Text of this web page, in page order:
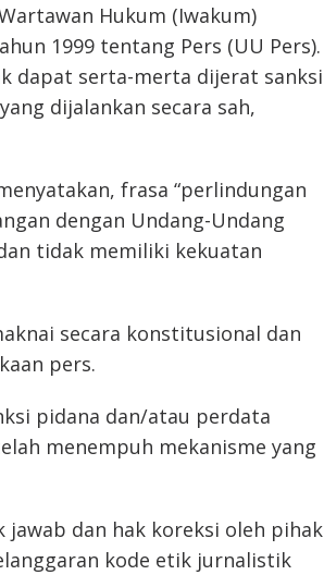
Hukum (Iwakum)
1999 tentang Pers (UU Pers).
dapat serta-merta dijerat sanksi
dijalankan secara sah,
frasa “perlindungan
dengan Undang-Undang
tidak memiliki kekuatan
secara konstitusional dan
pers.
pidana dan/atau perdata
menempuh mekanisme yang
dan hak koreksi oleh pihak
kode etik jurnalistik